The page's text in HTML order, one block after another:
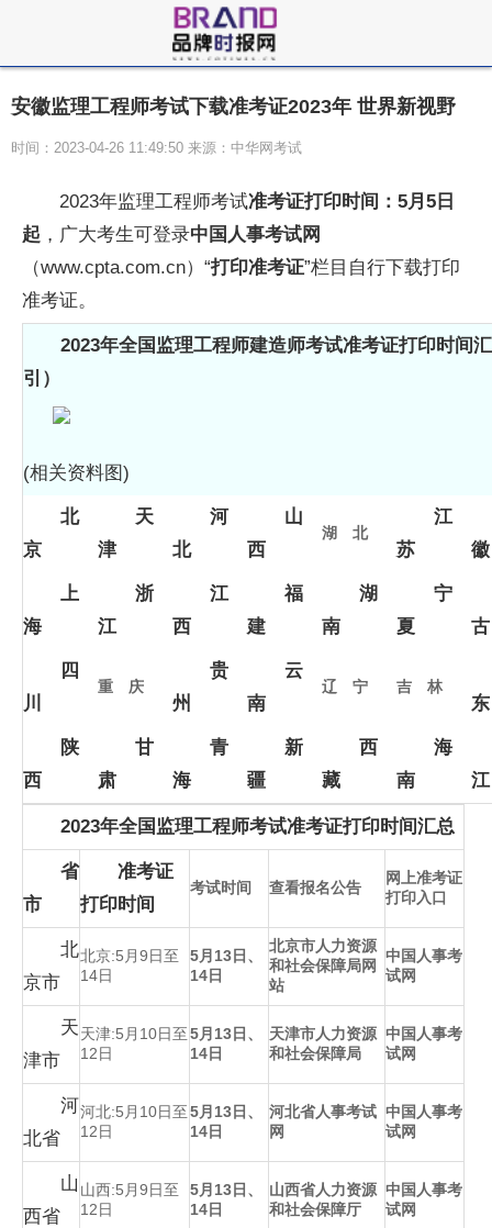
安徽监理工程师考试下载准考证2023年 世界新视野
时间：2023-04-26 11:49:50 来源：中华网考试
2023年监理工程师考试准考证打印时间：5月5日
起 ，广大考生可登录中国人事考试网
（www.cpta.com.cn）“打印准考证”栏目自行下载打印
准考证。
2023年全国 监理工程师建造师考试准考证打印时间
引）
(相关资料图)
北
京
天
津
河
北
山
西
湖 北
江
苏
徽
上
海
浙
江
江
西
福
建
湖
南
宁
夏
古
四
川
重 庆
贵
州
云
南
辽 宁 吉 林
东
陕
西
甘
肃
青
海
新
疆
西
藏
海
南
江
2023年全国监理工程师考试准考证打印时间汇总
省
市
准考证
打印时间
考试时间 查看报名公告
网上准考证
打印入口
北
京市
北京:5月9日至
14日
5月13日、
14日
北京市人力资源
和社会保障局网
站
中国人事考
试网
天
津市
天津:5月10日至
12日
5月13日、
14日
天津市人力资源
和社会保障局
中国人事考
试网
河
北省
河北:5月10日至
12日
5月13日、
14日
河北省人事考试
网
中国人事考
试网
山
西省
山西:5月9日至
12日
5月13日、
14日
山西省人力资源
和社会保障厅
中国人事考
试网